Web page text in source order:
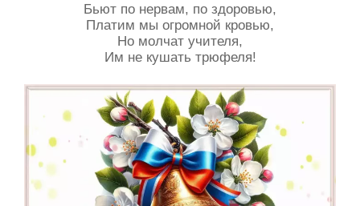
Бьют по нервам, по здоровью,
Платим мы огромной кровью,
Но молчат учителя,
Им не кушать трюфеля!